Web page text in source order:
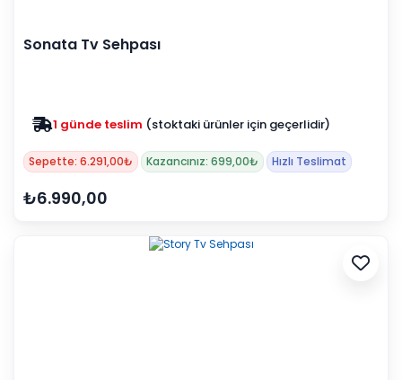
Sonata Tv Sehpası
Zam yok 2025 fiyatları devam ediyor
Sepette: 6.291,00₺ Kazancınız: 699,00₺ Hızlı Teslimat
₺6.990,00